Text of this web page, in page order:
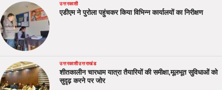
उत्तरकाशी
एडीएम ने पुरोला पहुंचकर किया विभिन्न कार्यालयों का निरीक्षण
उत्तरकाशीउत्तराखंड
शीतकालीन चारधाम यात्रा तैयारियों की समीक्षा,मूलभूत सुविधाओं को
सुदृढ़ करने पर जोर